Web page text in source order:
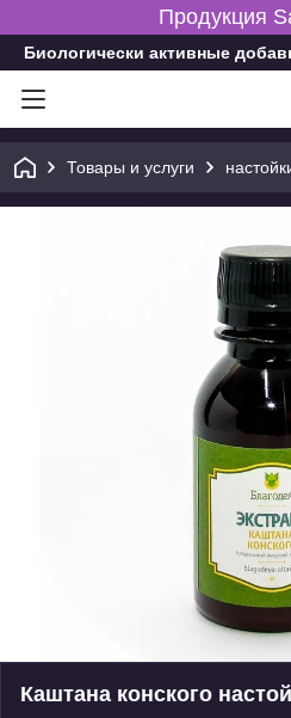
Продукция
Биологически активные
Товары и услуги
Каштана конского